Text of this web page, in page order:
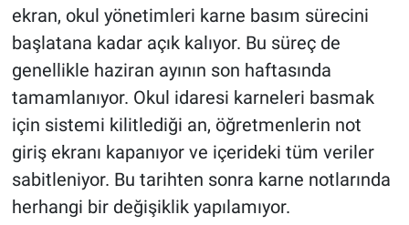
ekran, okul yönetimleri karne basım sürecini
başlatana kadar açık kalıyor. Bu süreç de
genellikle haziran ayının son haftasında
tamamlanıyor. Okul idaresi karneleri basmak
için sistemi kilitlediği an, öğretmenlerin not
giriş ekranı kapanıyor ve içerideki tüm veriler
sabitleniyor. Bu tarihten sonra karne notlarında
herhangi bir değişiklik yapılamıyor.